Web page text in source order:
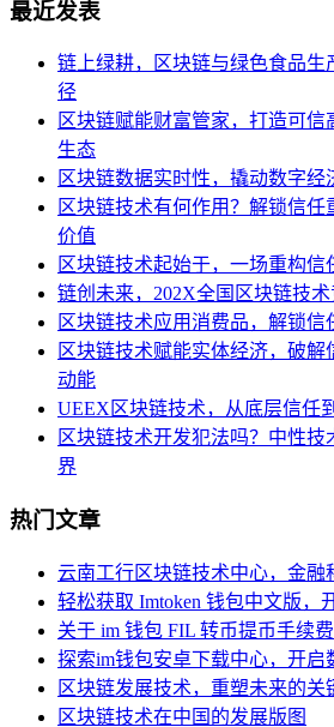
最近发表
链上绿耕，区块链与绿色食品生
径
区块链赋能财富管家，打造可
生态
区块链数据实时性，撬动数字
区块链技术有何作用？解锁信
价值
区块链技术起始于，一场重构
链创未来，202X全国区块链技
区块链技术应用消费品，解锁信
区块链技术赋能实体经济，破
动能
UEEX区块链技术，从底层信任
区块链技术开发犯法吗？中性
界
热门文章
云南工行区块链技术中心，金融
轻松获取 Imtoken 钱包中文版，
关于 im 钱包 FIL 转币提币手续
探索im钱包安卓下载中心，开启
区块链发展技术，重塑未来的关
区块链技术在中国的发展版图